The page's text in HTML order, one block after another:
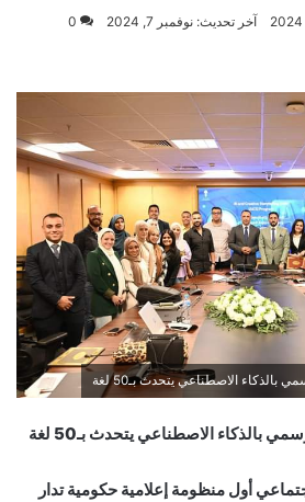
آخر تحديث: نوفمبر 7, 2024 0
الاصطناعي يتحدث بـ50 لغة
الاصطناعي يتحدث بـ50 لغة
أول منظومة إعلامية حكومية تدار